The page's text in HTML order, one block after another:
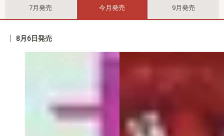
7月発売 今月発売 9月発売
8月6日発売